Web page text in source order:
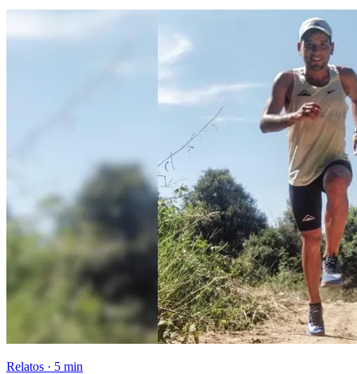
Relatos · 5 min